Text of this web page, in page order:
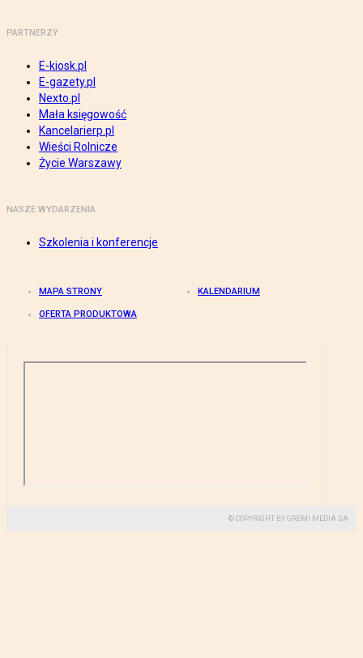
PARTNERZY
E-kiosk.pl
E-gazety.pl
Nexto.pl
Mała księgowość
Kancelarierp.pl
Wieści Rolnicze
Życie Warszawy
NASZE WYDARZENIA
Szkolenia i konferencje
MAPA STRONY KALENDARIUM
OFERTA PRODUKTOWA
© COPYRIGHT BY GREMI MEDIA SA